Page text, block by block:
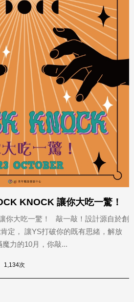
KNOCK 讓你大吃一驚！
你大吃一驚！ 敲一敲！設計源自於創
定， 讓YS打破你的既有思緒，解放
力的10月，你敲...
1,134次